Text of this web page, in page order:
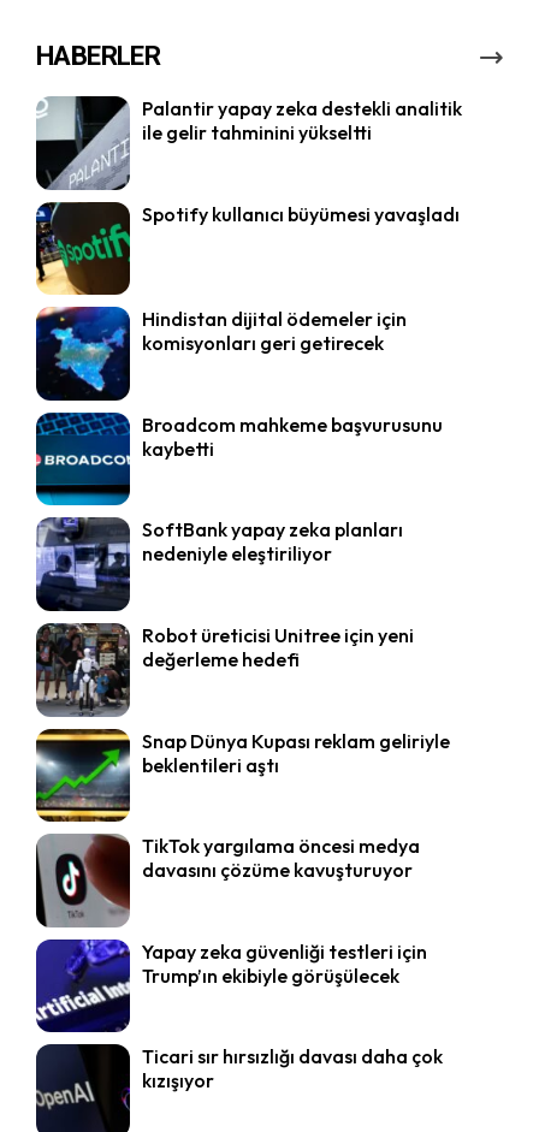
HABERLER
Palantir yapay zeka destekli analitik
ile gelir tahminini yükseltti
Spotify kullanıcı büyümesi yavaşladı
Hindistan dijital ödemeler için
komisyonları geri getirecek
Broadcom mahkeme başvurusunu
kaybetti
SoftBank yapay zeka planları
nedeniyle eleştiriliyor
Robot üreticisi Unitree için yeni
değerleme hedefi
Snap Dünya Kupası reklam geliriyle
beklentileri aştı
TikTok yargılama öncesi medya
davasını çözüme kavuşturuyor
Yapay zeka güvenliği testleri için
Trump’ın ekibiyle görüşülecek
Ticari sır hırsızlığı davası daha çok
kızışıyor